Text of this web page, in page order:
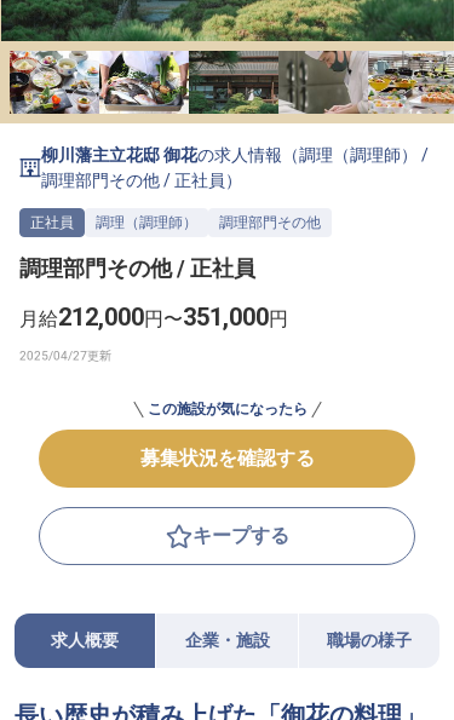
ホテル・宿泊業界情報コラム
無料 転職サポートに申し込む
柳川藩主立花邸 御花の求人情報（調理（調理師）
/
調理部門その他/正社員 ）
正社員 調理（調理師） 調理部門その他
調理部門その他 / 正社員
月給212,000円〜351,000円
この施設が気になったら
募集状況を確認する
キープする
求人概要 企業・施設 職場の様子